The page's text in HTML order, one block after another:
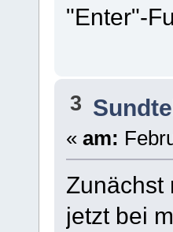
"Enter"-
3
« am:
Zunächst
jetzt bei